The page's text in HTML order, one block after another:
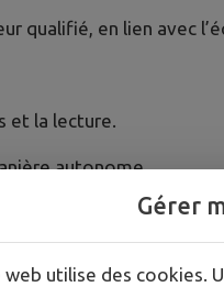
qualifié, en lien avec
et la lecture.
autonome.
la journée d’école et le
Gérer
web utilise des cookies.